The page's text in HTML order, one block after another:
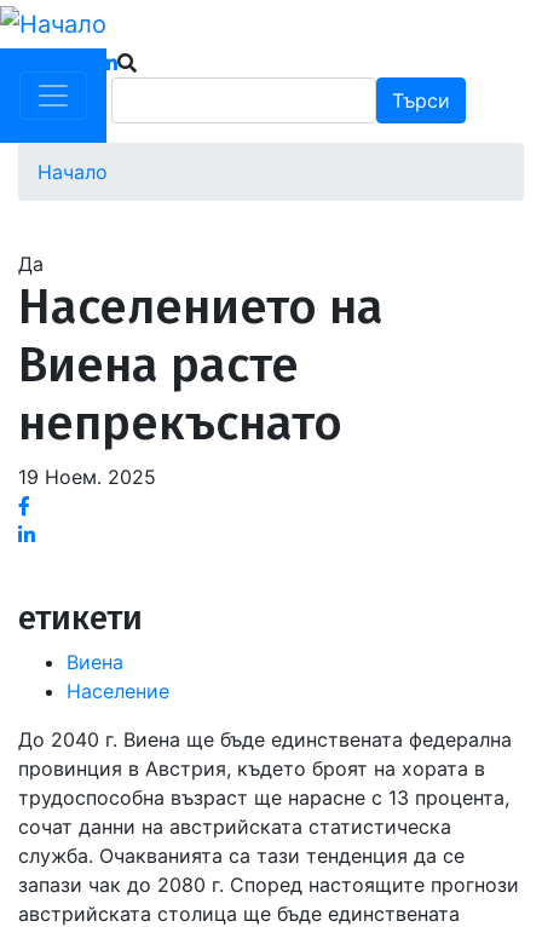
Премини
към
основното
съдържание
Търси
Начало
снимка
Да
Населението на
Виена расте
непрекъснато
19 Ноем. 2025
етикети
Виена
Население
До 2040 г. Виена ще бъде единствената федерална
провинция в Австрия, където броят на хората в
трудоспособна възраст ще нарасне с 13 процента,
сочат данни на австрийската статистическа
служба. Очакванията са тази тенденция да се
запази чак до 2080 г. Според настоящите прогнози
австрийската столица ще бъде единствената